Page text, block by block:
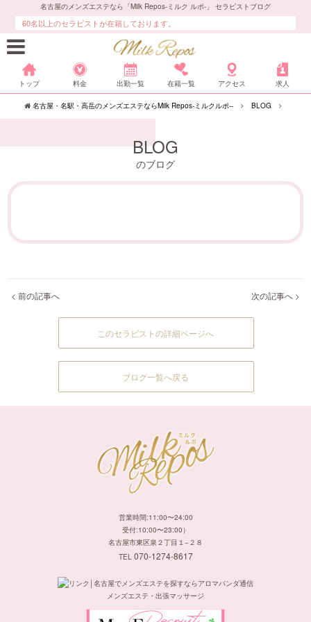
名古屋のメンズエステなら「Milk Repos-ミルク ルポ-」 セラピストブログ
60名以上のセラピストが在籍しております。
トップ 料金 出勤一覧 在籍一覧 アクセス 求人
名古屋・名駅・高岳のメンズエステならMilk Repos-ミルクルポ-- BLOG
BLOG
のブログ
< 前の記事へ 次の記事へ >
このセラピストの詳細ページへ
ブログ一覧へ戻る
営業時間:11:00〜24:00
受付:10:00〜23:00）
名古屋市東区泉２丁目１−２８
TEL 070-1274-8617
メンズエステ・出張マッサージ